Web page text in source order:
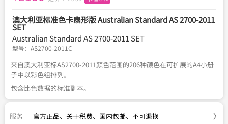
澳大利亚标准色卡扇形版 Australian Standard AS 2700-2011
SET
Australian Standard AS 2700-2011 SET
型号： AS2700-2011C
来自澳大利亚标AS2700-2011颜色范围的206种颜色在可扩展的A4小册
子中以彩色组排列。
包含比色数据的标准副本。
服务 官方正品、 关于税费、 国内包邮、 不可退换